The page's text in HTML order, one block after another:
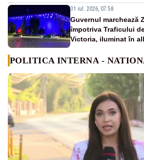
31 iul. 2026, 07:58
Guvernul marchează
împotriva Traficului
Victoria, iluminat în
POLITICA INTERNA -